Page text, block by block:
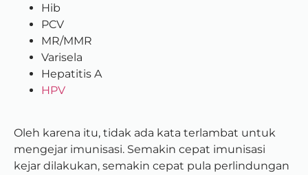
Hib
PCV
MR/MMR
Varisela
Hepatitis A
HPV
Oleh karena itu, tidak ada kata terlambat untuk
mengejar imunisasi. Semakin cepat imunisasi
kejar dilakukan, semakin cepat pula perlindungan